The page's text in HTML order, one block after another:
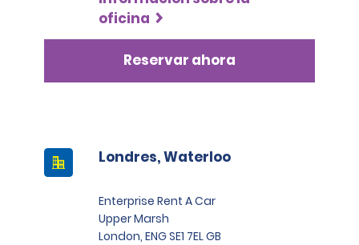
oficina
Reservar ahora
Londres, Waterloo
Enterprise Rent A Car
Upper Marsh
London, ENG SE1 7EL GB